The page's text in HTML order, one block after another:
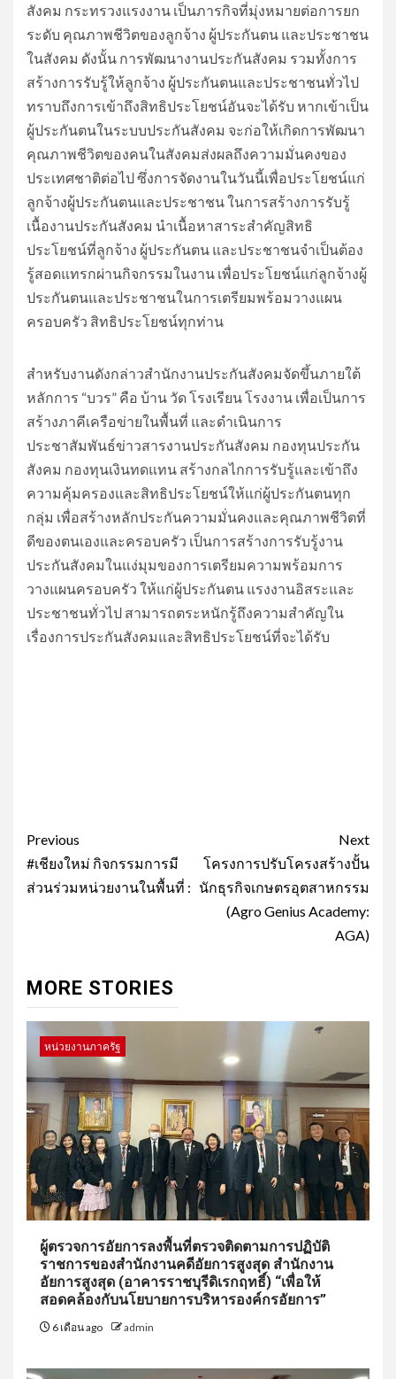
สังคม กระทรวงแรงงาน เป็นภารกิจที่มุ่งหมายต่อการยก
ระดับ คุณภาพชีวิตของลูกจ้าง ผู้ประกันตน และประชาชน
ในสังคม ดังนั้น การพัฒนางานประกันสังคม รวมทั้งการ
สร้างการรับรู้ให้ลูกจ้าง ผู้ประกันตนและประชาชนทั่วไป
ทราบถึงการเข้าถึงสิทธิประโยชน์อันจะได้รับ หากเข้าเป็น
ผู้ประกันตนในระบบประกันสังคม จะก่อให้เกิดการพัฒนา
คุณภาพชีวิตของคนในสังคมส่งผลถึงความมั่นคงของ
ประเทศชาติต่อไป ซึ่งการจัดงานในวันนี้เพื่อประโยชน์แก่
ลูกจ้างผู้ประกันตนและประชาชน ในการสร้างการรับรู้
เนื้องานประกันสังคม นำเนื้อหาสาระสำคัญสิทธิ
ประโยชน์ที่ลูกจ้าง ผู้ประกันตน และประชาชนจำเป็นต้อง
รู้สอดแทรกผ่านกิจกรรมในงาน เพื่อประโยชน์แก่ลูกจ้างผู้
ประกันตนและประชาชนในการเตรียมพร้อมวางแผน
ครอบครัว สิทธิประโยชน์ทุกท่าน
สำหรับงานดังกล่าวสำนักงานประกันสังคมจัดขึ้นภายใต้
หลักการ “บวร” คือ บ้าน วัด โรงเรียน โรงงาน เพื่อเป็นการ
สร้างภาคีเครือข่ายในพื้นที่ และดำเนินการ
ประชาสัมพันธ์ข่าวสารงานประกันสังคม กองทุนประกัน
สังคม กองทุนเงินทดแทน สร้างกลไกการรับรู้และเข้าถึง
ความคุ้มครองและสิทธิประโยชน์ให้แก่ผู้ประกันตนทุก
กลุ่ม เพื่อสร้างหลักประกันความมั่นคงและคุณภาพชีวิตที่
ดีของตนเองและครอบครัว เป็นการสร้างการรับรู้งาน
ประกันสังคมในแง่มุมของการเตรียมความพร้อมการ
วางแผนครอบครัว ให้แก่ผู้ประกันตน แรงงานอิสระและ
ประชาชนทั่วไป สามารถตระหนักรู้ถึงความสำคัญใน
เรื่องการประกันสังคมและสิทธิประโยชน์ที่จะได้รับ
Post
navigation
Previous
#เชียงใหม่ กิจกรรมการมี
ส่วนร่วมหน่วยงานในพื้นที่ :
Next
โครงการปรับโครงสร้างปั้น
นักธุรกิจเกษตรอุตสาหกรรม
(Agro Genius Academy:
AGA)
MORE STORIES
หน่วยงานภาครัฐ
ผู้ตรวจการอัยการลงพื้นที่ตรวจติดตามการปฏิบัติ
ราชการของสำนักงานคดีอัยการสูงสุด สำนักงาน
อัยการสูงสุด (อาคารราชบุรีดิเรกฤทธิ์) “เพื่อให้
สอดคล้องกับนโยบายการบริหารองค์กรอัยการ”
6 เดือน ago admin